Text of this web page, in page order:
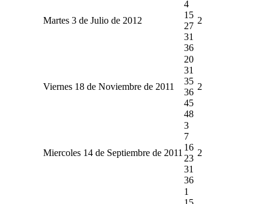
Martes 3 de Julio de 2012
4
15
27
31
36
2
Viernes 18 de Noviembre de 2011
20
31
35
36
45
48
2
Miercoles 14 de Septiembre de 2011
3
7
16
23
31
36
2
1